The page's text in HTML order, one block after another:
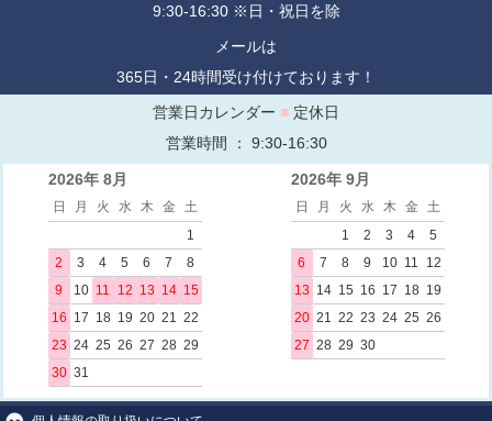
9:30-16:30 ※日・祝日を除
メールは
365日・24時間受け付けております！
営業日カレンダー ■ 定休日
営業時間 ： 9:30-16:30
2026年 8月
日 月 火 水 木 金
土
1
2
3 4 5 6 7
8
9
10 11 12 13 14 15
16 17 18 19 20 21 22
23 24 25 26 27 28 29
30 31
2026年 9月
日 月 火 水 木 金
土
1
2 3 4
5
6
7 8 9 10 11
12
13 14 15 16 17 18 19
20 21 22 23 24 25 26
27 28 29 30